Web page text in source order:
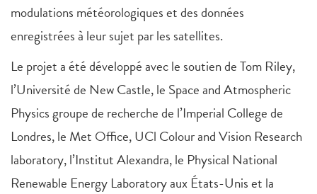
modulations météorologiques et des données
enregistrées à leur sujet par les satellites.
Le projet a été développé avec le soutien de Tom Riley,
l’Université de New Castle, le Space and Atmospheric
Physics groupe de recherche de l’Imperial College de
Londres, le Met Office, UCl Colour and Vision Research
laboratory, l’Institut Alexandra, le Physical National
Renewable Energy Laboratory aux États-Unis et la